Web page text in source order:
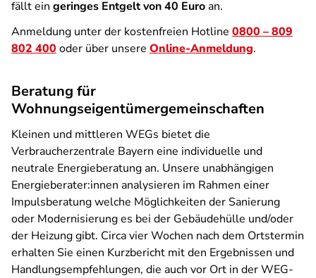
fällt ein geringes Entgelt von 40 Euroan.
Anmeldung unter der kostenfreien Hotline 0800 – 809
802 400 oder über unsere Online-Anmeldung.
Beratung für
Wohnungseigentümergemeinschaften
Kleinen und mittleren WEGs bietet die
Verbraucherzentrale Bayern eine individuelle und
neutrale Energieberatung an. Unsere unabhängigen
Energieberater:innen analysieren im Rahmen einer
Impulsberatung welche Möglichkeiten der Sanierung
oder Modernisierung es bei der Gebäudehülle und/oder
der Heizung gibt. Circa vier Wochen nach dem Ortstermin
erhalten Sie einen Kurzbericht mit den Ergebnissen und
Handlungsempfehlungen, die auch vor Ort in der WEG-